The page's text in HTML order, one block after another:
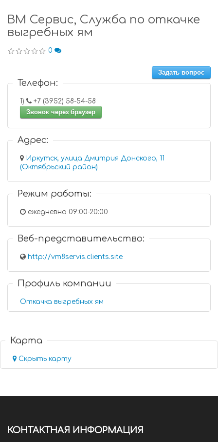
ВМ Сервис, Служба по откачке
выгребных ям
0
Задать вопрос
Телефон:
1)
+7 (3952) 58-54-58
Звонок через браузер
Адрес:
Иркутск, улица Дмитрия Донского, 11
(Октябрьский район)
Режим работы:
ежедневно 09:00-20:00
Веб-представительство:
http://vm8servis.clients.site
Профиль компании
Откачка выгребных ям
Карта
Скрыть карту
КОНТАКТНАЯ ИНФОРМАЦИЯ